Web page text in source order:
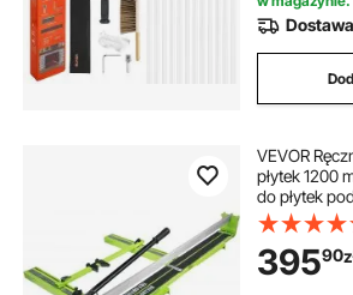
VEVOR
płytek 1200
do płytek
cali
39590